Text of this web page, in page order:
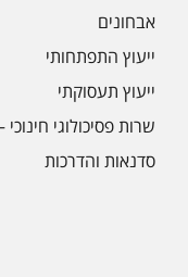
אבחונים
ייעוץ התפתחותי
ייעוץ תעסוקתי
שרות פסיכולוגי
סדנאות והדרכות